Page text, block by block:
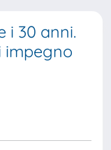
i 30 anni.
impegno